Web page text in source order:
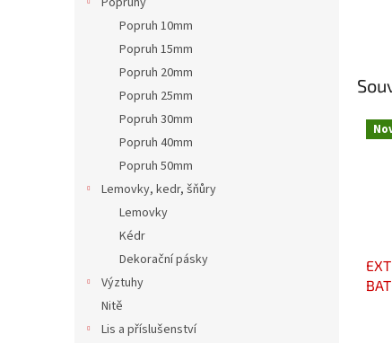
Popruh 10mm
Popruh 15mm
Popruh 20mm
Popruh 25mm
Popruh 30mm
Popruh 40mm
Popruh 50mm
Lemovky, kedr, šňůry
Lemovky
Kédr
Dekorační pásky
Výztuhy
Nitě
Lis a příslušenství